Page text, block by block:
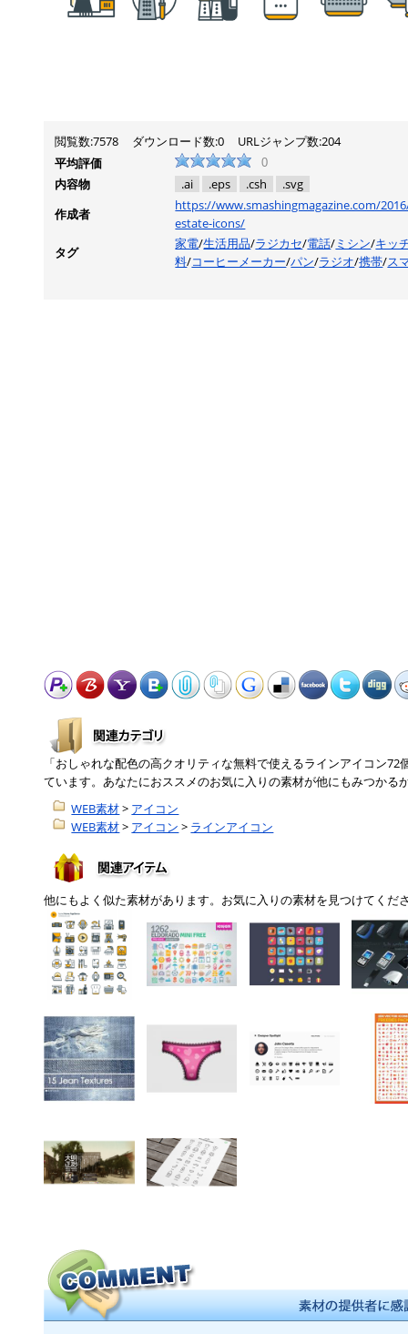
閲覧数:7578 ダウンロード数:0
URLジャンプ数:204
平均評価
0
内容物 .ai .eps .csh
.svg
作成者
https://www.smashingmagazine.com/
estate-icons/
タグ
家電/生活用品/ラジカセ/電話/ミシン/キッ
料/コーヒーメーカー/パン/ラジオ/携帯/ス
「おしゃれな配色の高クオリティな無料で使えるラインアイコン
ています。あなたにおススメのお気に入りの素材が他にもみつかる
WEB素材> アイコン
WEB素材> アイコン > ラインアイコン
他にもよく似た素材があります。お気に入りの素材を見つけてくだ